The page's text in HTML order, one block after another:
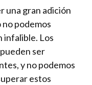
una gran adición
podemos
infalible. Los
ser
y no podemos
estos⁣